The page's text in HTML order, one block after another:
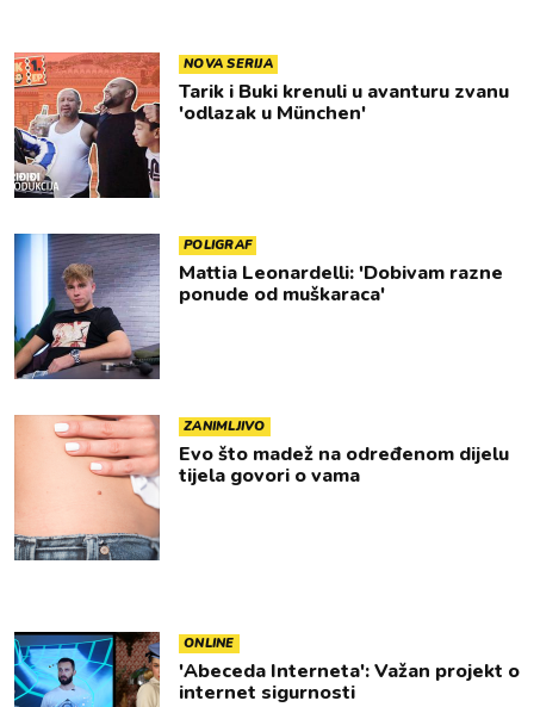
NOVA SERIJA
Tarik i Buki krenuli u avanturu zvanu
'odlazak u München'
POLIGRAF
Mattia Leonardelli: 'Dobivam razne
ponude od muškaraca'
ZANIMLJIVO
Evo što madež na određenom dijelu
tijela govori o vama
ONLINE
'Abeceda Interneta': Važan projekt o
internet sigurnosti